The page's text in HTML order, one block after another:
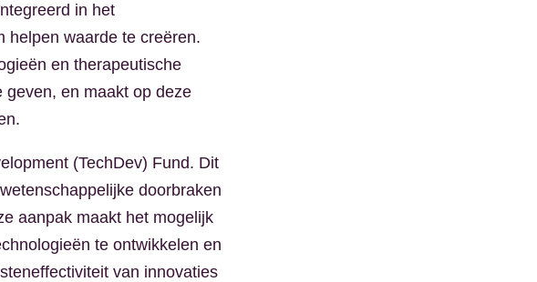
in het
helpen waarde te creëren.
en therapeutische
geven, en maakt op deze
(TechDev) Fund. Dit
doorbraken
aanpak maakt het mogelijk
te ontwikkelen en
van innovaties